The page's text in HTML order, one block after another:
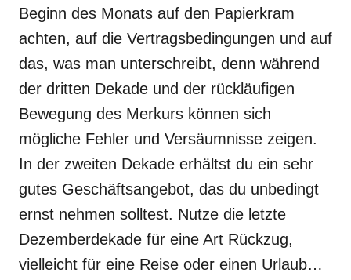
Beginn des Monats auf den Papierkram
achten, auf die Vertragsbedingungen und auf
das, was man unterschreibt, denn während
der dritten Dekade und der rückläufigen
Bewegung des Merkurs können sich
mögliche Fehler und Versäumnisse zeigen.
In der zweiten Dekade erhältst du ein sehr
gutes Geschäftsangebot, das du unbedingt
ernst nehmen solltest. Nutze die letzte
Dezemberdekade für eine Art Rückzug,
vielleicht für eine Reise oder einen Urlaub…